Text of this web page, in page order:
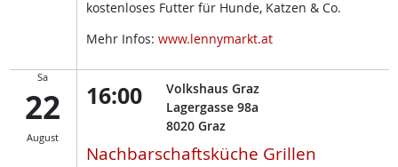
kostenloses Futter für Hunde, Katzen & Co.
Mehr Infos: www.lennymarkt.at
Sa
22
August
16:00
Volkshaus Graz
Lagergasse 98a
8020 Graz
Nachbarschaftsküche Grillen